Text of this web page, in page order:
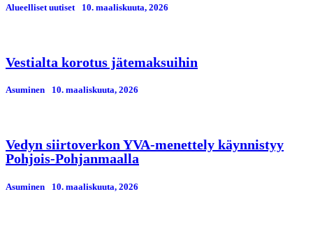
Alueelliset uutiset 10. maaliskuuta, 2026
Vestialta korotus jätemaksuihin
Asuminen 10. maaliskuuta, 2026
Vedyn siirtoverkon YVA-menettely käynnistyy
Pohjois-Pohjanmaalla
Asuminen 10. maaliskuuta, 2026